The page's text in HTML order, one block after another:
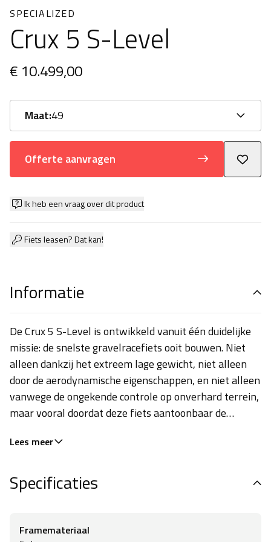
SPECIALIZED
Crux 5 S-Level
€ 10.499,00
Maat:49
Offerte aanvragen
Ik heb een vraag over dit product
Fiets leasen? Dat kan!
Informatie
De Crux 5 S-Level is ontwikkeld vanuit één duidelijke
missie: de snelste gravelracefiets ooit bouwen. Niet
alleen dankzij het extreem lage gewicht, niet alleen
door de aerodynamische eigenschappen, en niet alleen
vanwege de ongekende controle op onverhard terrein,
maar vooral doordat deze fiets aantoonbaar de
een FACT 10r carbon frame van slechts 897 gram
met maximale efficiëntie. De hoogwaardige Roval
Terra Aero CL wielset zorgt voor snelheid en stabiliteit
Roval Terra cockpit directe controle en een strak
Lees meer
Specificaties
Framemateriaal